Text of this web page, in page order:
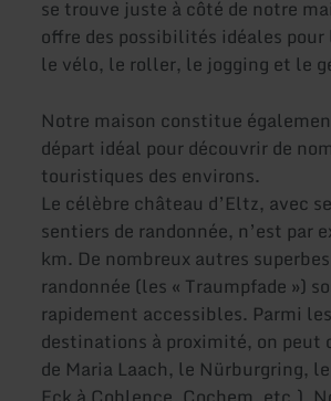
se trouve juste à côté de notre
offre des possibilités idéales pour
le vélo, le roller, le jogging et le
Notre maison constitue
départ idéal pour découvrir de
touristiques des environs.
Le célèbre château d’Eltz, avec
sentiers de randonnée, n’est par
km. De nombreux autres
randonnée (les « Traumpfade »)
rapidement accessibles. Parmi
destinations à proximité, on peut
de Maria Laach, le Nürburgring,